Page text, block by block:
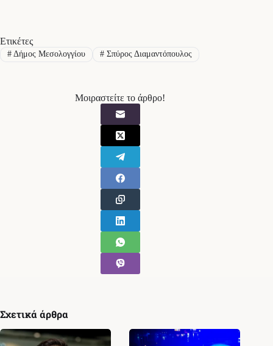
Ετικέτες
#Δήμος Μεσολογγίου #Σπύρος Διαμαντόπουλος
Μοιραστείτε το άρθρο!
Σχετικά άρθρα